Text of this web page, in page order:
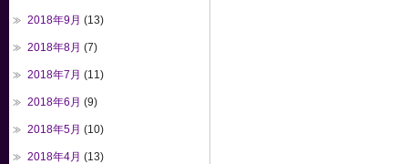
2018年9月 (13)
2018年8月 (7)
2018年7月 (11)
2018年6月 (9)
2018年5月 (10)
2018年4月 (13)